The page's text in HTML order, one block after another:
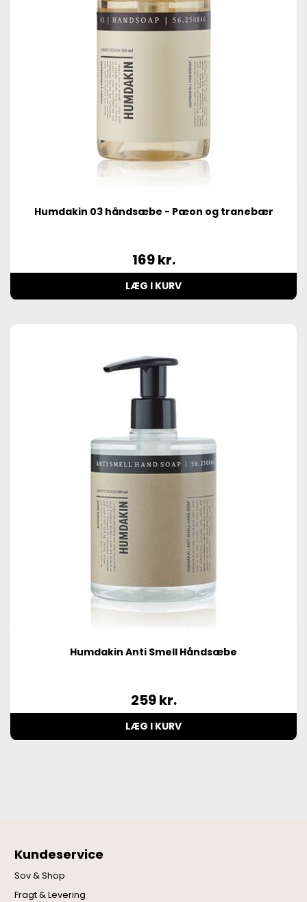
Humdakin 03 håndsæbe - Pæon og tranebær
169kr.
LÆG I KURV
Humdakin Anti Smell Håndsæbe
259kr.
LÆG I KURV
Kundeservice
Sov & Shop
Fragt & Levering